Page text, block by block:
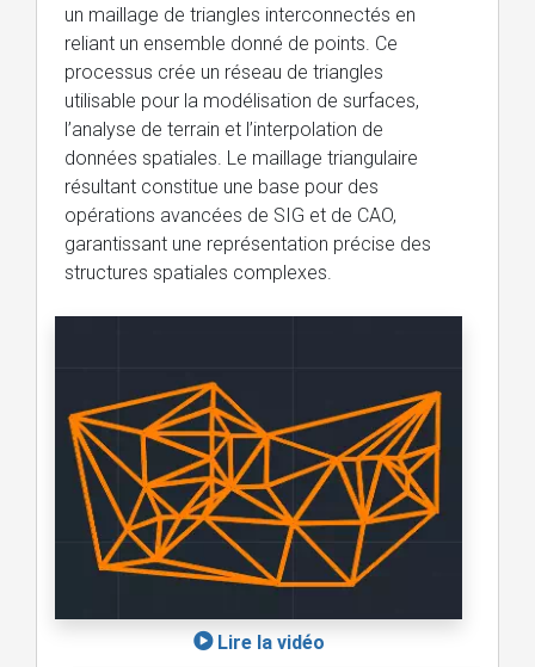
un maillage de triangles interconnectés en
reliant un ensemble donné de points. Ce
processus crée un réseau de triangles
utilisable pour la modélisation de surfaces,
l’analyse de terrain et l’interpolation de
données spatiales. Le maillage triangulaire
résultant constitue une base pour des
opérations avancées de SIG et de CAO,
garantissant une représentation précise des
structures spatiales complexes.
Lire la vidéo